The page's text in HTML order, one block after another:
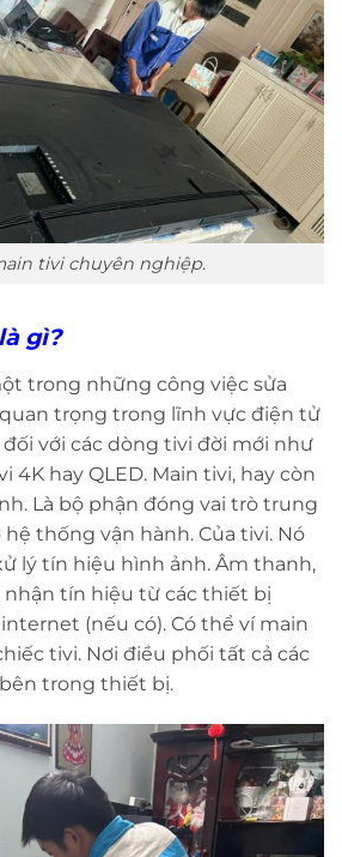
tivi chuyên nghiệp.
gì?
trong những công việc sửa
trọng trong lĩnh vực điện tử
với các dòng tivi đời mới như
4K hay QLED. Main tivi, hay còn
Là bộ phận đóng vai trò trung
thống vận hành. Của tivi. Nó
lý tín hiệu hình ảnh. Âm thanh,
tín hiệu từ các thiết bị
(nếu có). Có thể ví main
tivi. Nơi điều phối tất cả các
trong thiết bị.